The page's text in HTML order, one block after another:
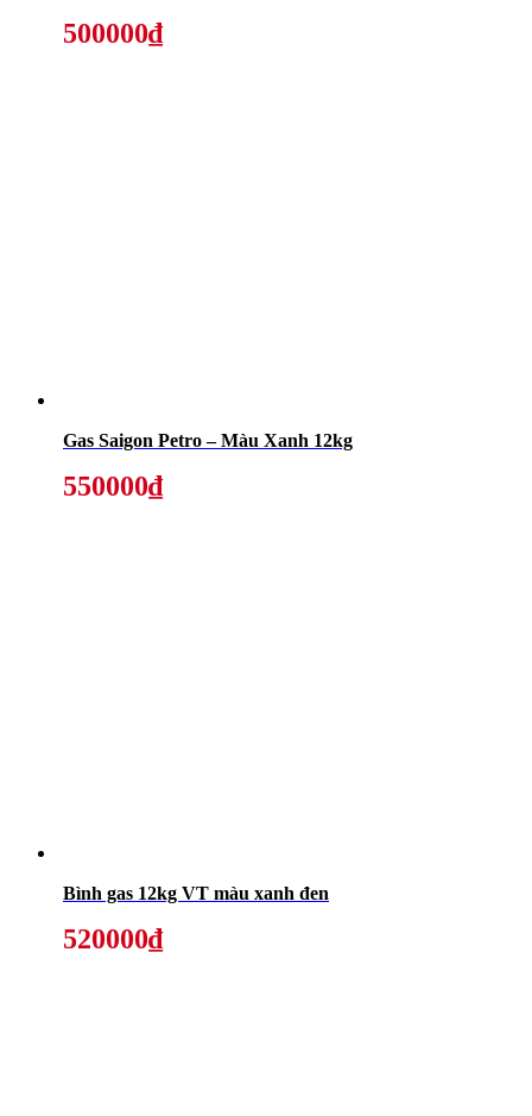
500000₫
Gas Saigon Petro – Màu Xanh 12kg
550000₫
Bình gas 12kg VT màu xanh đen
520000₫